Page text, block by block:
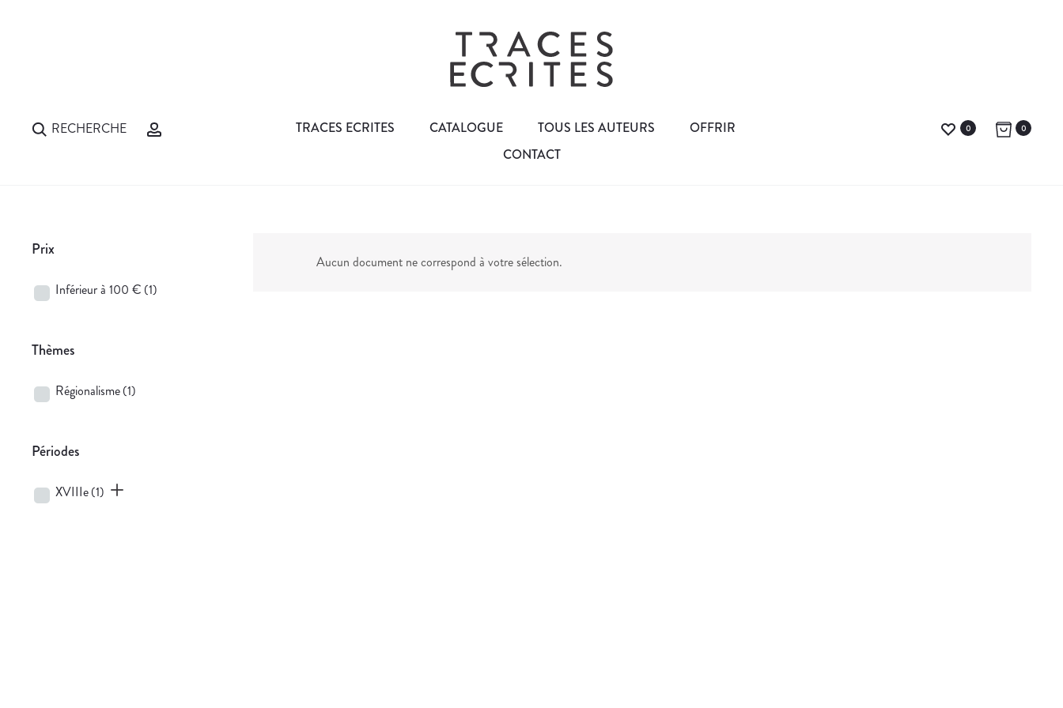
RECHERCHE TRACES ECRITES CATALOGUE TOUS LES AUTEURS
OFFRIR
CONTACT
0 0
Aucun document ne correspond à votre sélection.
Prix
Inférieur à 100 € (1)
Thèmes
Régionalisme(1)
Périodes
XVIIIe(1)